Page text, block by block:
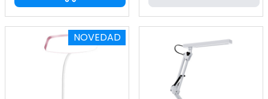
NOVEDAD